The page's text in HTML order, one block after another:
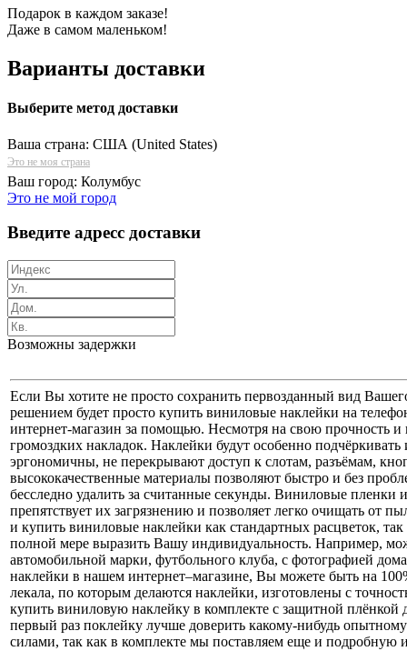
Подарок в каждом заказе!
Даже в самом маленьком!
Варианты доставки
Выберите метод доставки
Ваша страна: США (United States)
Это не моя страна
Ваш город: Колумбус
Это не мой город
Введите адресс доставки
Возможны задержки
Если Вы хотите не просто сохранить первозданный вид
решением будет просто купить виниловые наклейки на
интернет-магазин за помощью. Несмотря на свою прочность и
громоздких накладок. Наклейки будут особенно
эргономичны, не перекрывают доступ к слотам, разъёмам,
высококачественные материалы позволяют быстро и без
бесследно удалить за считанные секунды. Виниловые
препятствует их загрязнению и позволяет легко очищать от
и купить виниловые наклейки как стандартных расцветок,
полной мере выразить Вашу индивидуальность. Например,
автомобильной марки, футбольного клуба, с фотографией
наклейки в нашем интернет–магазине, Вы можете быть на
лекала, по которым делаются наклейки, изготовлены с
купить виниловую наклейку в комплекте с защитной
первый раз поклейку лучше доверить какому-нибудь
силами, так как в комплекте мы поставляем еще и подробную